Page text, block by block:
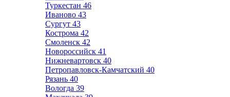
Туркестан 46
Иваново 43
Сургут 43
Кострома 42
Смоленск 42
Новороссийск 41
Нижневартовск 40
Петропавловск-Камчатский 40
Рязань 40
Вологда 39